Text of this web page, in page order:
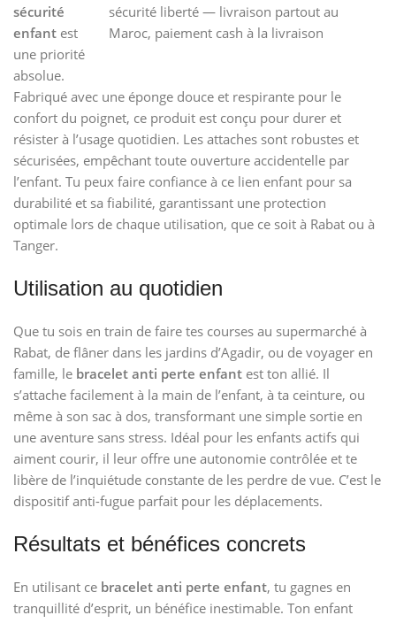
sécurité liberté — livraison partout au
Maroc, paiement cash à la livraison
sécurité
enfant est
une priorité
absolue.
Fabriqué avec une éponge douce et respirante pour le
confort du poignet, ce produit est conçu pour durer et
résister à l’usage quotidien. Les attaches sont robustes et
sécurisées, empêchant toute ouverture accidentelle par
l’enfant. Tu peux faire confiance à ce lien enfant pour sa
durabilité et sa fiabilité, garantissant une protection
optimale lors de chaque utilisation, que ce soit à Rabat ou à
Tanger.
Utilisation au quotidien
Que tu sois en train de faire tes courses au supermarché à
Rabat, de flâner dans les jardins d’Agadir, ou de voyager en
famille, le bracelet anti perte enfant est ton allié. Il
s’attache facilement à la main de l’enfant, à ta ceinture, ou
même à son sac à dos, transformant une simple sortie en
une aventure sans stress. Idéal pour les enfants actifs qui
aiment courir, il leur offre une autonomie contrôlée et te
libère de l’inquiétude constante de les perdre de vue. C’est le
dispositif anti-fugue parfait pour les déplacements.
Résultats et bénéfices concrets
En utilisant ce bracelet anti perte enfant, tu gagnes en
tranquillité d’esprit, un bénéfice inestimable. Ton enfant